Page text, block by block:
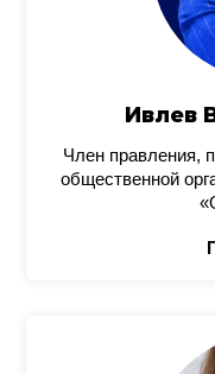
Ивлев
Член правления,
общественной